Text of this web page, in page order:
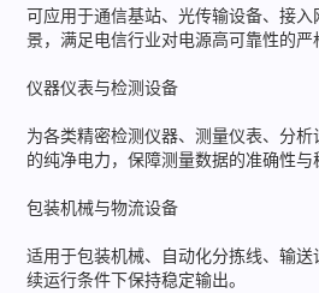
可应用于通信基站、光传输设备、接
景，满足电信行业对电源高可靠性的严
仪器仪表与检测设备
为各类精密检测仪器、测量仪表、分
的纯净电力，保障测量数据的准确性与
包装机械与物流设备
适用于包装机械、自动化分拣线、输
续运行条件下保持稳定输出。